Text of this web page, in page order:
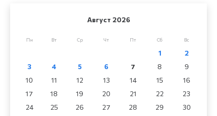
Август 2026
Пн Вт Ср Чт Пт Сб Вс
1
2
3
4 5 6 7 8
9
10
11 12 13 14 15
16
17
18 19 20 21 22
23
24
25 26 27 28 29
30